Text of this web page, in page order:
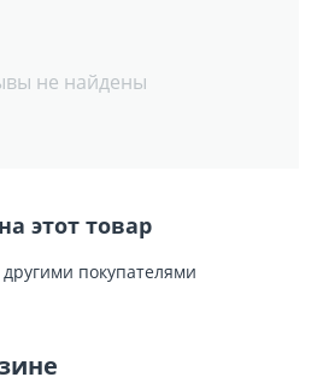
не найдены
этот товар
покупателями